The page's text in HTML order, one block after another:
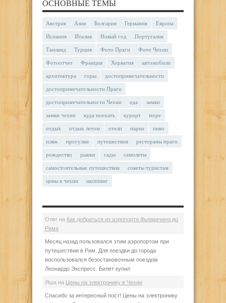
ОСНОВНЫЕ ТЕМЫ
Австрия Азия Болгария Германия Европа
Испания Италия Новый год Португалия
Таиланд Турция Фото Праги Фото Чехии
Фотоотчет Франция Хорватия автомобили
архитектура горы достопримечательности
достопримечательности Праги
достопримечательности Чехии еда замки
замки чехии куда поехать курорт море
отдых отдых летом отели парки пиво
пляж прогулки путешествия рестораны праги
рождество рынки сады самолеты
самостоятельные путешествия советы туристам
цены в чехии шоппинг
Олег на Как добраться из аэропорта Фьюмичино до
Рима
Месяц назад пользовался этим аэропортом при
путешествии в Рим. Для поездки до города
воспользовался безостановочным поездом
Леонардо Экспресс. Билет купил
Яша на Цены на электронику в Чехии
Спасибо за интересный пост! Цены на электронику